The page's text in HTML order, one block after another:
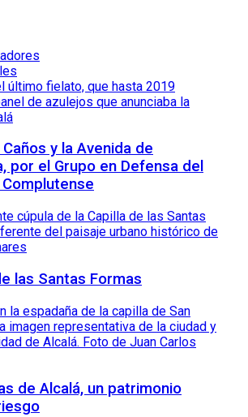
y la Avenida de
por el Grupo en Defensa del
las Santas Formas
de Alcalá, un patrimonio